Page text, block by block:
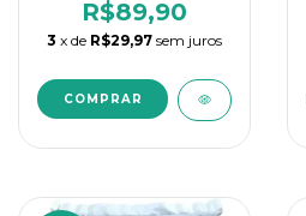
R$89,90
3 x de R$29,97 sem juros